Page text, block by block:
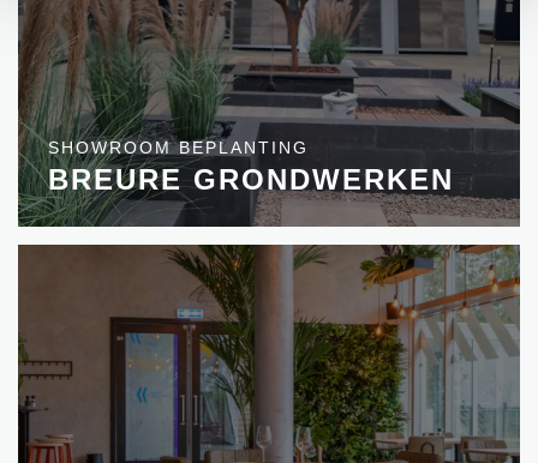
SHOWROOM BEPLANTING
BREURE GRONDWERKEN